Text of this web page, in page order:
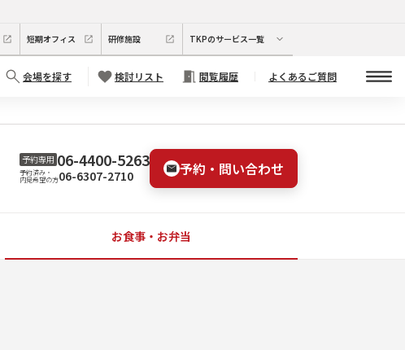
短期オフィス 研修施設 TKPのサービス一覧
会場を探す 検討リスト 閲覧履歴 よくあるご質問
予約専用 06-4400-5263
予約済み・
内見希望の方06-6307-2710 予約・問い合わせ
お食事・お弁当